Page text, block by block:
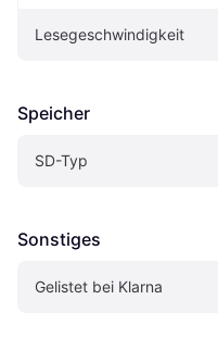
Lesegeschwindigkeit
Speicher
SD-Typ
Sonstiges
Gelistet bei Klarna